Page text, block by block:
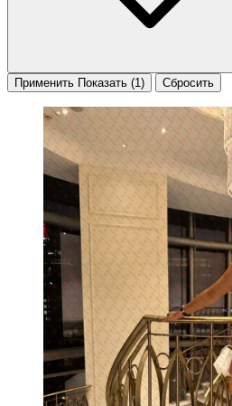
Применить Показать (1) Сбросить